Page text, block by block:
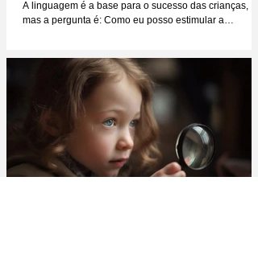
A linguagem é a base para o sucesso das crianças,
mas a pergunta é: Como eu posso estimular a